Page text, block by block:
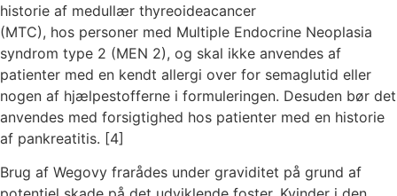
historie af medullær thyreoideacancer
(MTC), hos personer med Multiple Endocrine Neoplasia
syndrom type 2 (MEN 2), og skal ikke anvendes af
patienter med en kendt allergi over for semaglutid eller
nogen af hjælpestofferne i formuleringen. Desuden bør det
anvendes med forsigtighed hos patienter med en historie
af pankreatitis. [4]
Brug af Wegovy frarådes under graviditet på grund af